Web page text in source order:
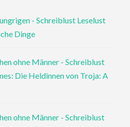
- Schreiblust Leselust
Dinge
ohne Männer - Schreiblust
Die Heldinnen von Troja: A
ohne Männer - Schreiblust